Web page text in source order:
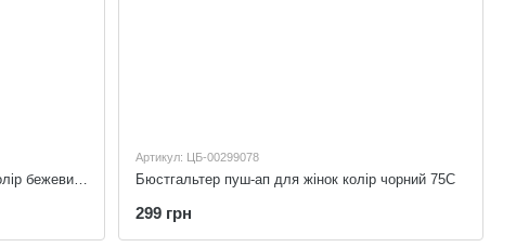
Бюстгальтер класичний для жінок колір бежевий 75C
Артикул: ЦБ-00299078
Бюстгальтер пуш-ап для жінок колір чорний 75C
299 грн